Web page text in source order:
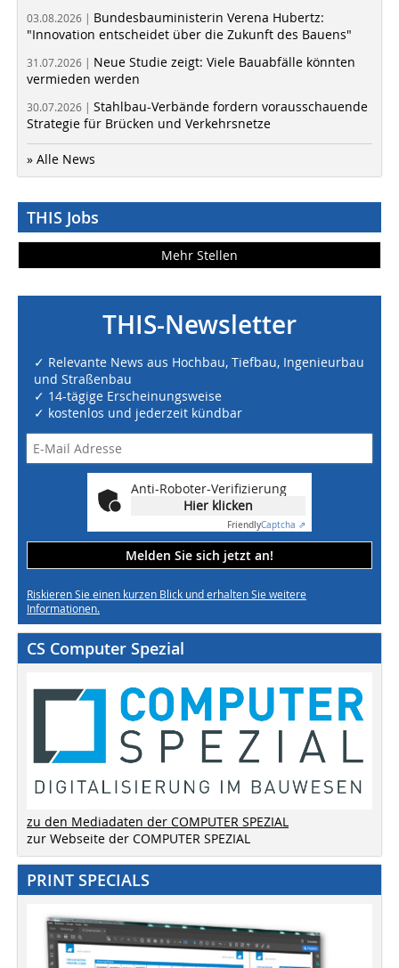
03.08.2026 | Bundesbauministerin Verena Hubertz:
"Innovation entscheidet über die Zukunft des Bauens"
31.07.2026 | Neue Studie zeigt: Viele Bauabfälle könnten
vermieden werden
30.07.2026 | Stahlbau-Verbände fordern vorausschauende
Strategie für Brücken und Verkehrsnetze
» Alle News
THIS Jobs
Mehr Stellen
THIS-Newsletter
✓ Relevante News aus Hochbau, Tiefbau, Ingenieurbau
und Straßenbau
✓ 14-tägige Erscheinungsweise
✓ kostenlos und jederzeit kündbar
Anti-Roboter-Verifizierung
Hier klicken
FriendlyCaptcha ⇗
Melden Sie sich jetzt an!
Riskieren Sie einen kurzen Blick und erhalten Sie weitere
Informationen.
CS Computer Spezial
zu den Mediadaten der COMPUTER SPEZIAL
zur Webseite der COMPUTER SPEZIAL
PRINT SPECIALS